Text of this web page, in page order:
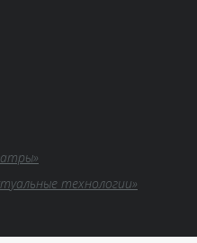
технологии»